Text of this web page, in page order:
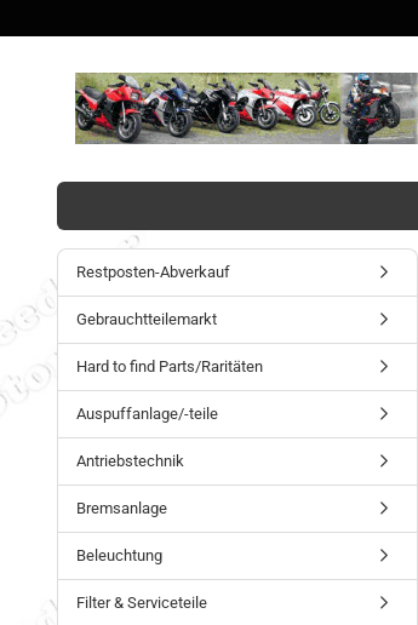
Restposten-Abverkauf
Gebrauchtteilemarkt
Hard to find Parts/Raritäten
Auspuffanlage/-teile
Antriebstechnik
Bremsanlage
Beleuchtung
Filter & Serviceteile